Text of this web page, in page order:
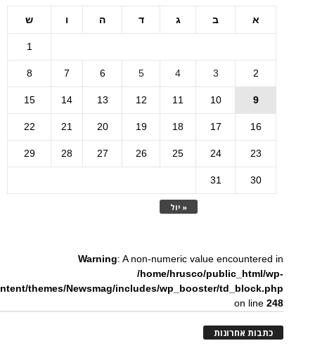
א ב ג ד ה ו ש
« יול
1
2
3
4
5
6
7
8
9
10
11
12
13
14
15
16
17
18
19
20
21
22
23
24
25
26
27
28
29
30
31
Warning: A non-numeric value encountered in
/home/hrusco/public_html/wp-
themes/Newsmag/includes/wp_booster/td_block.php
on line248
כתבות אחרונות